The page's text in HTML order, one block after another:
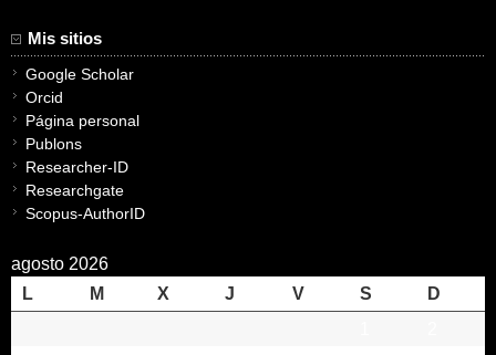
Mis sitios
Google Scholar
Orcid
Página personal
Publons
Researcher-ID
Researchgate
Scopus-AuthorID
agosto 2026
L
M X J V S
D